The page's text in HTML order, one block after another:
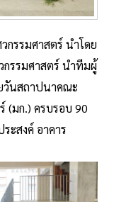
รรมศาสตร์ นำโดย
รรมศาสตร์ นำทีมผู้
วันสถาปนาคณะ
(มก.) ครบรอบ 90
ะสงค์ อาคาร